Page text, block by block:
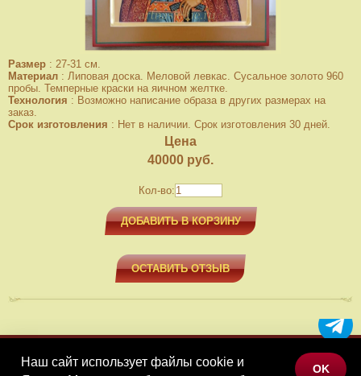
Размер : 27-31 см.
Материал : Липовая доска. Меловой левкас. Сусальное золото 960
пробы. Темперные краски на яичном желтке.
Технология : Возможно написание образа в других размерах на
заказ.
Срок изготовления : Нет в наличии. Срок изготовления 30 дней.
Цена
40000 руб.
Кол-во:
ДОБАВИТЬ В КОРЗИНУ
ОСТАВИТЬ ОТЗЫВ
МЕНЮ
Наш сайт использует файлы cookie и
OK